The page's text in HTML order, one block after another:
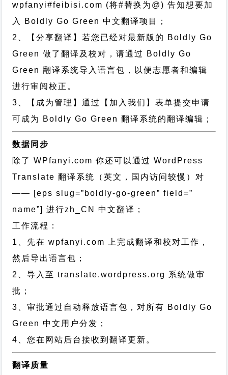
wpfanyi#feibisi.com (将#替换为@) 告知想要加
入 Boldly Go Green 中文翻译项目；
2、【分享翻译】若您已经对最新版的 Boldly Go
Green 做了翻译及校对，请通过 Boldly Go
Green 翻译系统导入语言包，以便志愿者和编辑
进行审阅校正。
3、【成为管理】通过【加入我们】表单提交申请
可成为 Boldly Go Green 翻译系统的翻译编辑；
数据同步
除了 WPfanyi.com 你还可以通过WordPress
Translate 翻译系统（英文，国内访问较慢）对
—— [eps slug=”boldly-go-green” field=”
name”]进行zh_CN
中文翻译；
工作流程：
1、先在 wpfanyi.com 上完成翻译和校对工作，
然后导出语言包；
2、导入至 translate.wordpress.org 系统做审
批；
3、审批通过自动释放语言包，对所有 Boldly Go
Green 中文用户分发；
4、您在网站后台接收到翻译更新。
翻译质量